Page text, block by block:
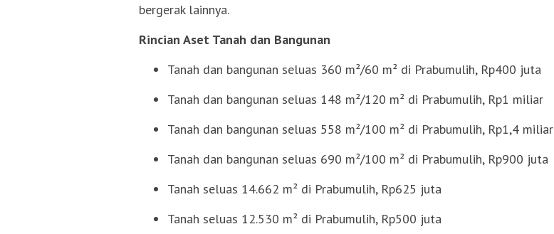
bergerak lainnya.
Rincian Aset Tanah dan Bangunan
Tanah dan bangunan seluas 360 m²/60 m² di Prabumulih, Rp400 juta
Tanah dan bangunan seluas 148 m²/120 m² di Prabumulih, Rp1 miliar
Tanah dan bangunan seluas 558 m²/100 m² di Prabumulih, Rp1,4 miliar
Tanah dan bangunan seluas 690 m²/100 m² di Prabumulih, Rp900 juta
Tanah seluas 14.662 m² di Prabumulih, Rp625 juta
Tanah seluas 12.530 m² di Prabumulih, Rp500 juta